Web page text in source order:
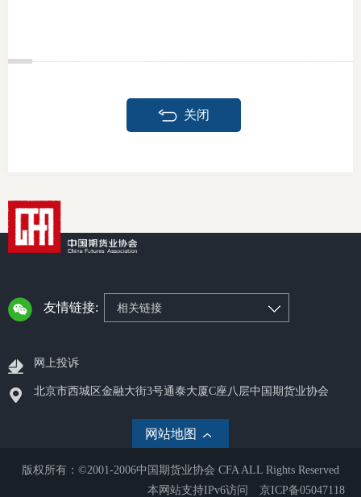
关闭
友情链接: 相关链接
网上投诉
北京市西城区金融大街3号通泰大厦C座八层中国期货业协会
网站地图
版权所有：©2001-2006中国期货业协会 CFA ALL Rights Reserved
本网站支持IPv6访问
京ICP备05047118